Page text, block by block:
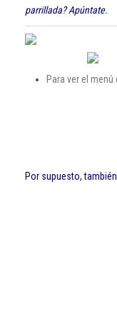
parrillada? Apúntate.
Para ver el menú
Por supuesto,